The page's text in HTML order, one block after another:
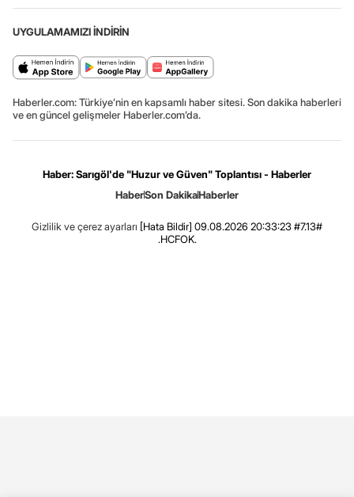
UYGULAMAMIZI İNDİRİN
Haberler.com: Türkiye’nin en kapsamlı haber sitesi. Son dakika haberleri
ve en güncel gelişmeler Haberler.com’da.
Haber: Sarıgöl'de "Huzur ve Güven" Toplantısı - Haberler
HaberSon DakikaHaberler
Gizlilik ve çerez ayarları [Hata Bildir] 09.08.2026 20:33:23 #7.13#
.HCFOK.